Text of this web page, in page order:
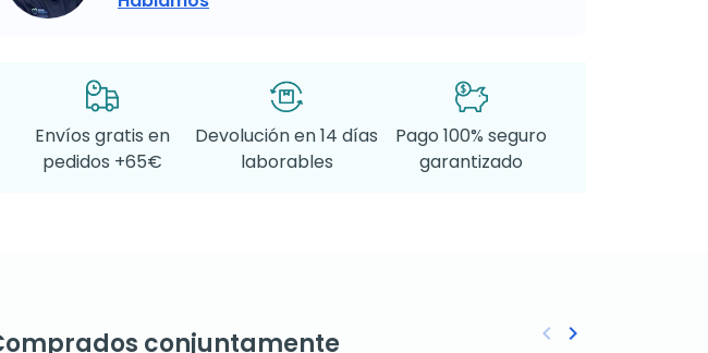
Envíos gratis en
pedidos +65€
Devolución en 14 días
laborables
Pago 100% seguro
garantizado
conjuntamente Anterior
keyboard_arrow_left Siguiente
keyboard_arrow_right